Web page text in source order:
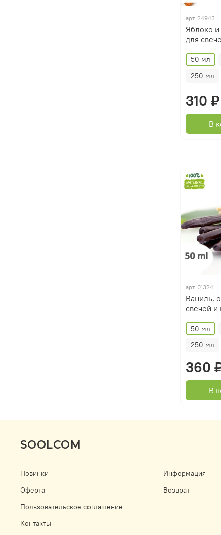
арт. 24943
Яблоко
для
50 мл
250 мл
310 ₽
В
арт. 01324
Ваниль,
свечей
50 мл
250 мл
360
В
SOOLCOM
Новинки
Оферта
Пользовательское соглашение
Контакты
Информация
Возврат